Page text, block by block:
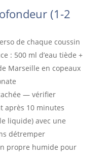
(1-2
de chaque coussin
: 500 ml d’eau tiède +
Marseille en copeaux
— vérifier
après 10 minutes
liquide) avec une
détremper
propre humide pour